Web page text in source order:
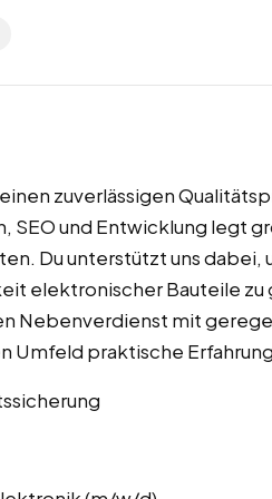
einen zuverlässigen
SEO und Entwicklung legt
Du unterstützt uns dabei,
elektronischer Bauteile
Nebenverdienst mit
Umfeld praktische